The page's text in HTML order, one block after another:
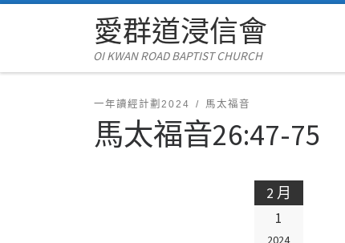
Skip to content愛群道浸信會
OI KWAN ROAD BAPTIST CHURCH
一年讀經計劃2024 馬太福音
馬太福音26:47-75
2 月
1
2024